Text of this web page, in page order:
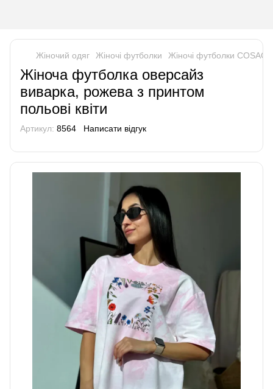
Жіночий одяг Жіночі футболки Жіночі футболки
Жіноча футболка оверсайз
виварка, рожева з принтом
польові квіти
Артикул: 8564 Написати відгук